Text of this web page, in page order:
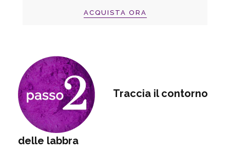
ACQUISTA ORA
Traccia il contorno
delle labbra